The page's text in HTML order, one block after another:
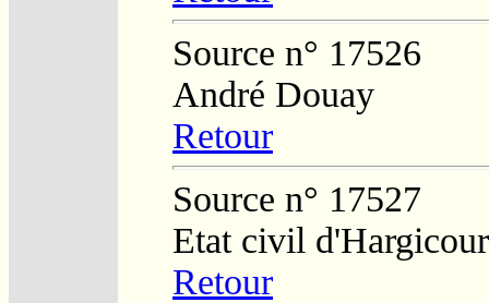
Source n° 17526
André Douay
Retour
Source n° 17527
Etat civil
Retour